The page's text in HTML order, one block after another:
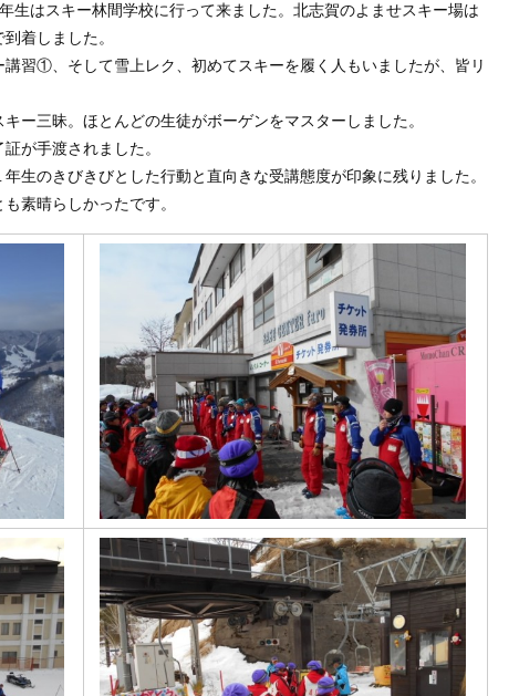
生はスキー林間学校に行って来ました。北志賀のよませスキー場は
着しました。
習①、そして雪上レク、初めてスキーを履く人もいましたが、皆リ
三昧。ほとんどの生徒がボーゲンをマスターしました。
が手渡されました。
生のきびきびとした行動と直向きな受講態度が印象に残りました。
素晴らしかったです。